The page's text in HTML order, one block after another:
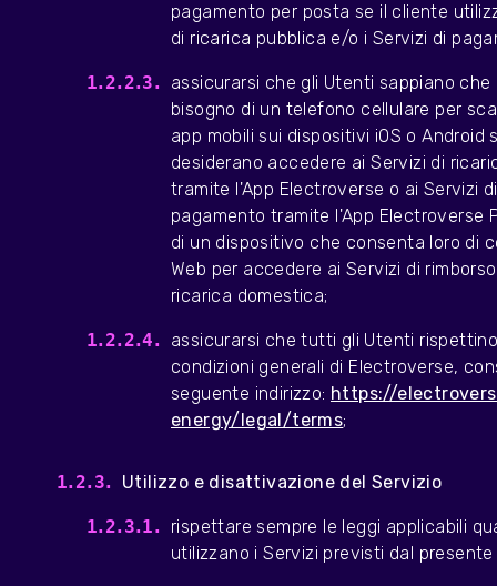
pagamento per posta se il cliente
di ricarica pubblica e/o i Servizi di
assicurarsi che gli Utenti sappiano che
bisogno di un telefono cellulare per
app mobili sui dispositivi iOS o Android
desiderano accedere ai Servizi di
tramite l'App Electroverse o ai Servizi di
pagamento tramite l'App Electroverse
di un dispositivo che consenta loro di
Web per accedere ai Servizi di
ricarica domestica;
assicurarsi che tutti gli Utenti
condizioni generali di Electroverse,
seguente indirizzo: https://
energy/legal/terms;
Utilizzo e disattivazione del Servizio
rispettare sempre le leggi applicabili
utilizzano i Servizi previsti dal